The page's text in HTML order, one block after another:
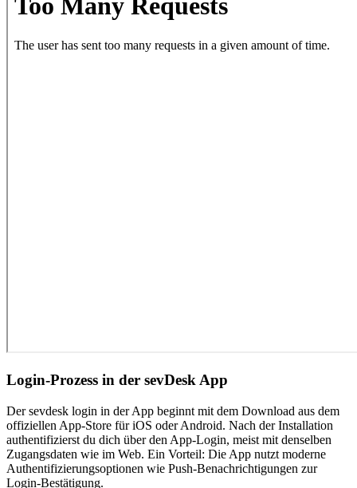
Login-Prozess in der sevDesk App
Der sevdesk login in der App beginnt mit dem Download aus dem
offiziellen App-Store für iOS oder Android. Nach der Installation
authentifizierst du dich über den App-Login, meist mit denselben
Zugangsdaten wie im Web. Ein Vorteil: Die App nutzt moderne
Authentifizierungsoptionen wie Push-Benachrichtigungen zur
Login-Bestätigung.